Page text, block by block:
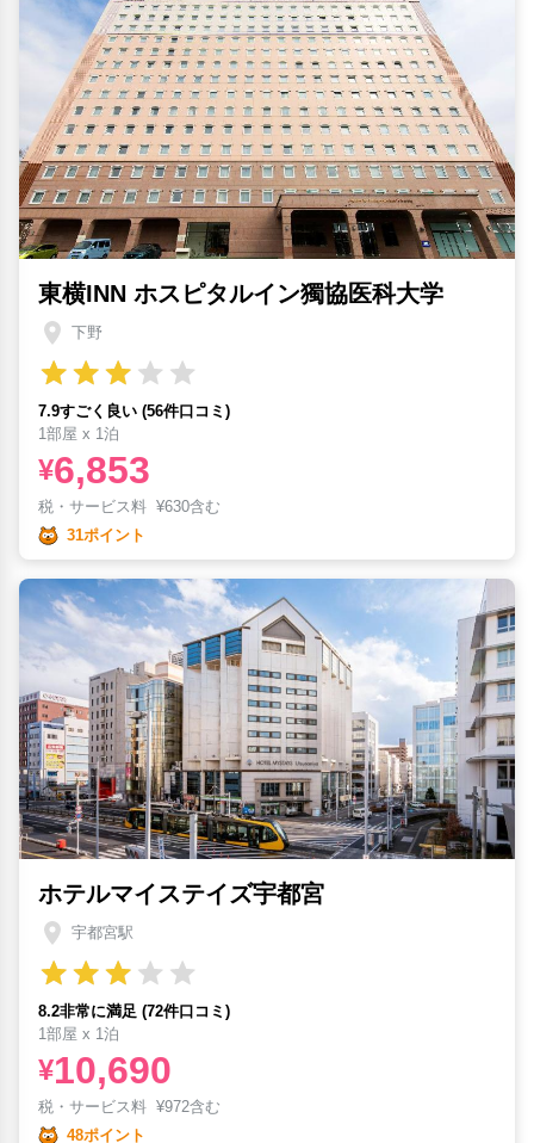
東横INN ホスピタルイン獨協医科大学
下野
7.9すごく良い (56件口コミ)
1部屋 x 1泊
¥6,853
税・サービス料 ¥630含む
31ポイント
ホテルマイステイズ宇都宮
宇都宮駅
8.2非常に満足 (72件口コミ)
1部屋 x 1泊
¥10,690
税・サービス料 ¥972含む
48ポイント